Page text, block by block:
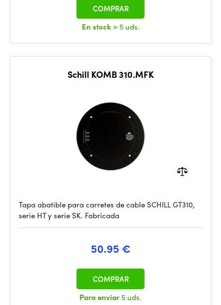
En stock > 5 uds.
COMPRAR
Schill KOMB 310.MFK
Tapa abatible para carretes de cable SCHILL GT310,
serie HT y serie SK. Fabricada
50.95 €
Para enviar 5 uds.
COMPRAR